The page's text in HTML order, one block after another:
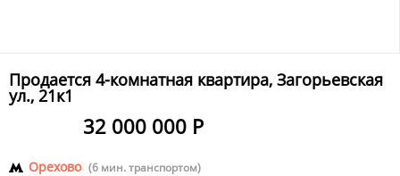
Продается 4-комнатная квартира, Загорьевская
ул., 21к1
32 000 000 Р
Орехово (6 мин. транспортом)